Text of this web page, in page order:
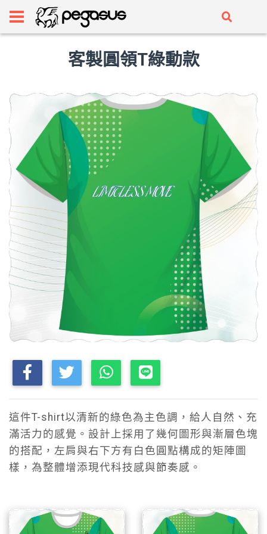
客製圓領T綠動款
這件T-shirt以清新的綠色為主色調，給人自然、充
滿活力的感覺。設計上採用了幾何圖形與漸層色塊
的搭配，左肩與右下方有白色圓點構成的矩陣圖
樣，為整體增添現代科技感與節奏感。